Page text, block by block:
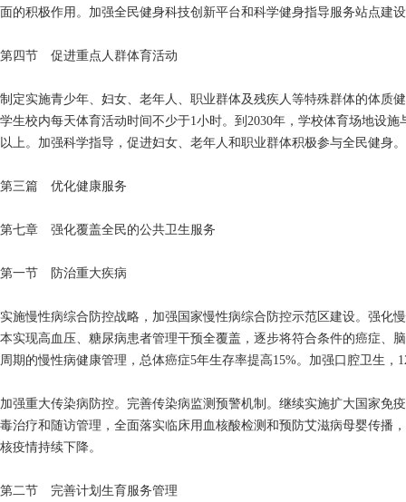
面的积极作用。加强全民健身科技创新平台和科学健身指导服务站点建
第四节 促进重点人群体育活动
制定实施青少年、妇女、老年人、职业群体及残疾人等特殊群体的体质
学生校内每天体育活动时间不少于1小时。到2030年，学校体育场地设
以上。加强科学指导，促进妇女、老年人和职业群体积极参与全民健
第三篇 优化健康服务
第七章 强化覆盖全民的公共卫生服务
第一节 防治重大疾病
实施慢性病综合防控战略，加强国家慢性病综合防控示范区建设。强化
本实现高血压、糖尿病患者管理干预全覆盖，逐步将符合条件的癌症、
周期的慢性病健康管理，总体癌症5年生存率提高15%。加强口腔卫生，
加强重大传染病防控。完善传染病监测预警机制。继续实施扩大国家免
毒治疗和随访管理，全面落实临床用血核酸检测和预防艾滋病母婴传播
核疫情持续下降。
第二节 完善计划生育服务管理